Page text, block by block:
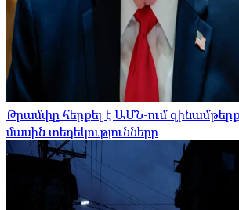
Թրամփը հերքել է ԱՄՆ-ում
մասին տեղեկությունները